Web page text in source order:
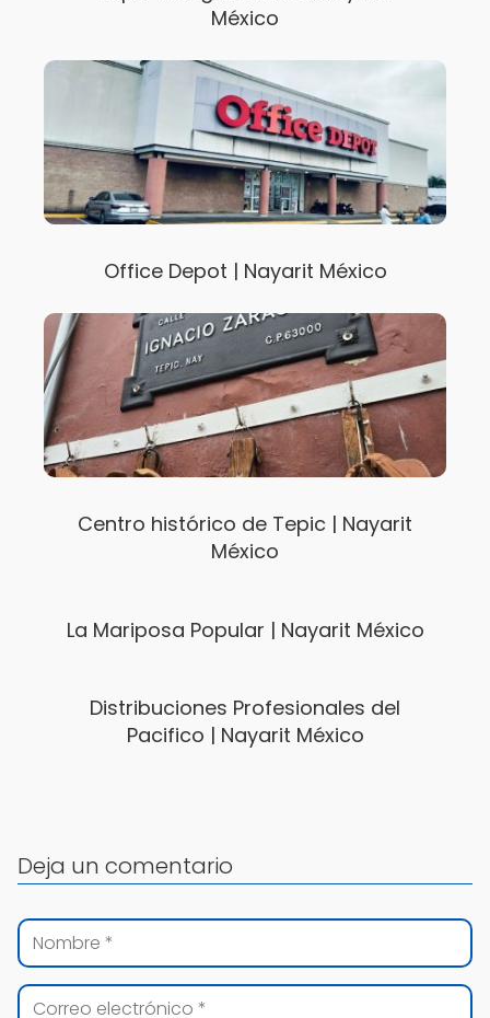
México
Office Depot | Nayarit México
Centro histórico de Tepic | Nayarit
México
La Mariposa Popular | Nayarit México
Distribuciones Profesionales del
Pacifico | Nayarit México
Deja un comentario